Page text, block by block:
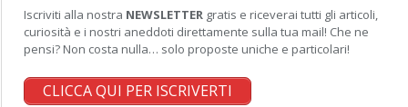
Iscriviti alla nostra NEWSLETTER gratis e riceverai tutti gli articoli,
curiosità e i nostri aneddoti direttamente sulla tua mail! Che ne
pensi? Non costa nulla… solo proposte uniche e particolari!
CLICCA QUI PER ISCRIVERTI